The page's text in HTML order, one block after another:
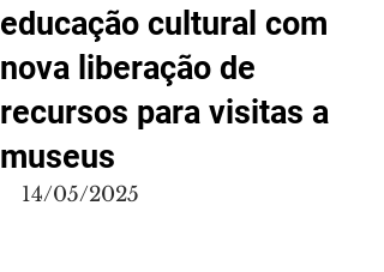
educação cultural com
nova liberação de
recursos para visitas a
museus
14/05/2025